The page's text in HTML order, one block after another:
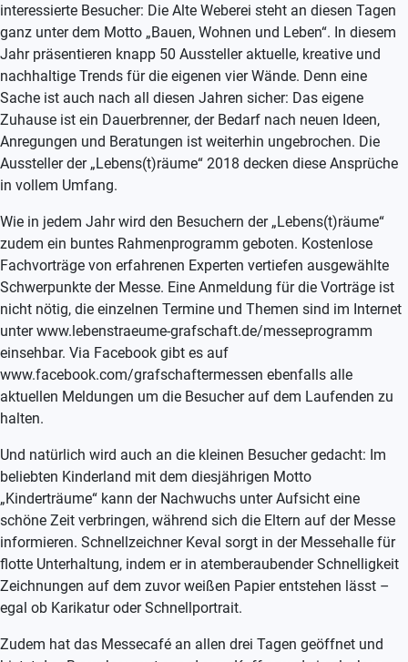
interessierte Besucher: Die Alte Weberei steht an diesen Tagen
ganz unter dem Motto „Bauen, Wohnen und Leben“. In diesem
Jahr präsentieren knapp 50 Aussteller aktuelle, kreative und
nachhaltige Trends für die eigenen vier Wände. Denn eine
Sache ist auch nach all diesen Jahren sicher: Das eigene
Zuhause ist ein Dauerbrenner, der Bedarf nach neuen Ideen,
Anregungen und Beratungen ist weiterhin ungebrochen. Die
Aussteller der „Lebens(t)räume“ 2018 decken diese Ansprüche
in vollem Umfang.
Wie in jedem Jahr wird den Besuchern der „Lebens(t)räume“
zudem ein buntes Rahmenprogramm geboten. Kostenlose
Fachvorträge von erfahrenen Experten vertiefen ausgewählte
Schwerpunkte der Messe. Eine Anmeldung für die Vorträge ist
nicht nötig, die einzelnen Termine und Themen sind im Internet
unter www.lebenstraeume-grafschaft.de/messeprogramm
einsehbar. Via Facebook gibt es auf
www.facebook.com/grafschaftermessen ebenfalls alle
aktuellen Meldungen um die Besucher auf dem Laufenden zu
halten.
Und natürlich wird auch an die kleinen Besucher gedacht: Im
beliebten Kinderland mit dem diesjährigen Motto
„Kinderträume“ kann der Nachwuchs unter Aufsicht eine
schöne Zeit verbringen, während sich die Eltern auf der Messe
informieren. Schnellzeichner Keval sorgt in der Messehalle für
flotte Unterhaltung, indem er in atemberaubender Schnelligkeit
Zeichnungen auf dem zuvor weißen Papier entstehen lässt –
egal ob Karikatur oder Schnellportrait.
Zudem hat das Messecafé an allen drei Tagen geöffnet und